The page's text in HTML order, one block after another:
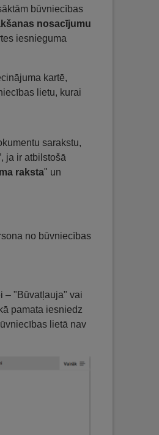
būvniecības
nosacījumu
iesnieguma
kartē,
lietu, kurai
sarakstu,
ja ir atbilstošā
raksta" un
no būvniecības
– "Būvatļauja" vai
pamata iesniedz
lietā nav